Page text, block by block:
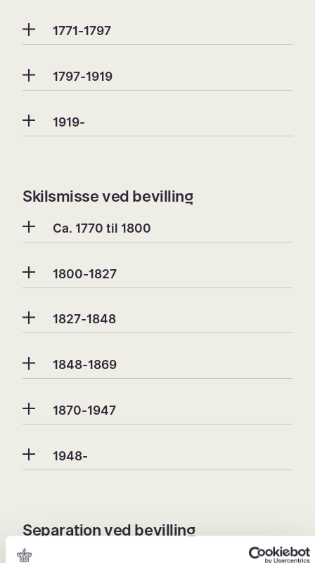
1771-1797
1797-1919
1919-
Skilsmisse ved bevilling
Ca. 1770 til 1800
1800-1827
1827-1848
1848-1869
1870-1947
1948-
Separation ved bevilling